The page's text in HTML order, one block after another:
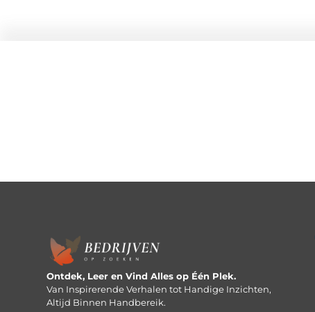
Ontdek, Leer en Vind Alles op Één Plek.
Van Inspirerende Verhalen tot Handige Inzichten,
Altijd Binnen Handbereik.